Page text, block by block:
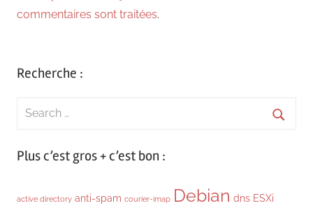
commentaires sont traitées.
Recherche :
Search
Plus c’est gros + c’est bon :
active directory anti-spam courier-imap Debian dns ESXi